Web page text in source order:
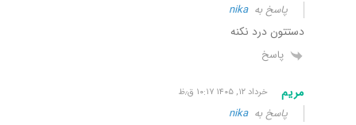
پاسخ بهnika
دستتون درد نکنه
پاسخ
مریم خرداد ۱۲, ۱۴۰۵ ۱۰:۱۷ ق٫ظ
پاسخ بهnika